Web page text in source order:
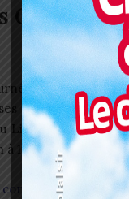
CAN 2025:
de ces
coéquipiers
Libéria. La
16H GMT au stade
de la TPU en